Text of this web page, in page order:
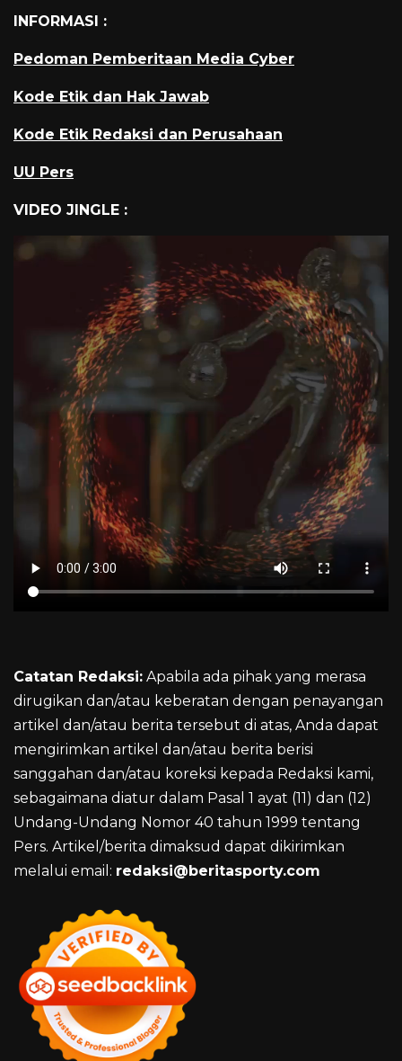
INFORMASI :
Pedoman Pemberitaan Media Cyber
Kode Etik dan Hak Jawab
Kode Etik Redaksi dan Perusahaan
UU Pers
VIDEO JINGLE :
Catatan Redaksi: Apabila ada pihak yang merasa
dirugikan dan/atau keberatan dengan penayangan
artikel dan/atau berita tersebut di atas, Anda dapat
mengirimkan artikel dan/atau berita berisi
sanggahan dan/atau koreksi kepada Redaksi kami,
sebagaimana diatur dalam Pasal 1 ayat (11) dan (12)
Undang-Undang Nomor 40 tahun 1999 tentang
Pers. Artikel/berita dimaksud dapat dikirimkan
melalui email: redaksi@beritasporty.com